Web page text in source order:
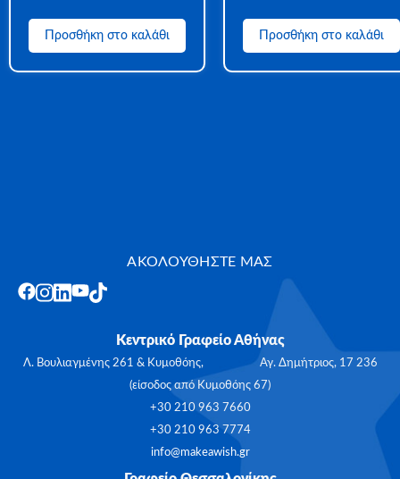
Προσθήκη στο καλάθι Προσθήκη στο καλάθι
ΑΚΟΛΟΥΘΗΣΤΕ ΜΑΣ
Κεντρικό Γραφείο Αθήνας
Λ. Βουλιαγμένης 261 & Κυμοθόης, Αγ. Δημήτριος, 17 236
(είσοδος από Κυμοθόης 67)
+30 210 963 7660
+30 210 963 7774
info@makeawish.gr